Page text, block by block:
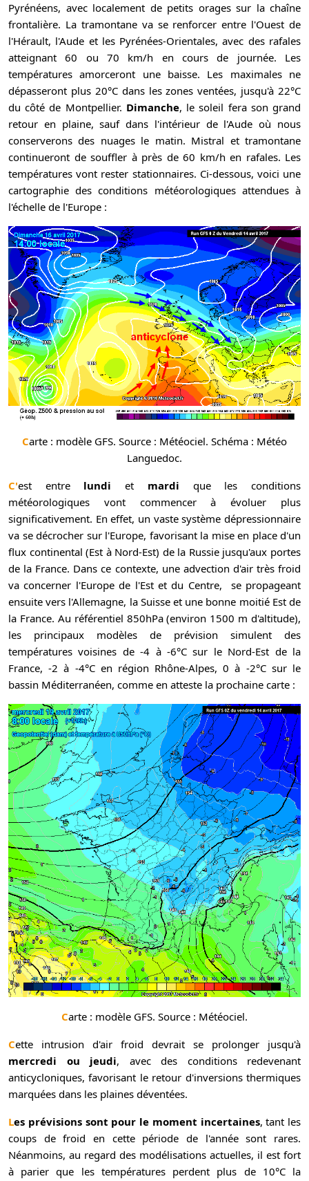
Pyrénéens, avec localement de petits orages sur la chaîne
frontalière. La tramontane va se renforcer entre l'Ouest de
l'Hérault, l'Aude et les Pyrénées-Orientales, avec des rafales
atteignant 60 ou 70 km/h en cours de journée. Les
températures amorceront une baisse. Les maximales ne
dépasseront plus 20°C dans les zones ventées, jusqu'à 22°C
du côté de Montpellier. Dimanche, le soleil fera son grand
retour en plaine, sauf dans l'intérieur de l'Aude où nous
conserverons des nuages le matin. Mistral et tramontane
continueront de souffler à près de 60 km/h en rafales. Les
températures vont rester stationnaires. Ci-dessous, voici une
cartographie des conditions météorologiques attendues à
l'échelle de l'Europe :
Carte : modèle GFS. Source : Météociel. Schéma : Météo
Languedoc.
C'est entrelundi et mardi que les conditions
météorologiques vont commencer à évoluer plus
significativement. En effet, un vaste système dépressionnaire
va se décrocher sur l'Europe, favorisant la mise en place d'un
flux continental (Est à Nord-Est) de la Russie jusqu'aux portes
de la France. Dans ce contexte, une advection d'air très froid
va concerner l'Europe de l'Est et du Centre, se propageant
ensuite vers l'Allemagne, la Suisse et une bonne moitié Est de
la France. Au référentiel 850hPa (environ 1500 m d'altitude),
les principaux modèles de prévision simulent des
températures voisines de -4 à -6°C sur le Nord-Est de la
France, -2 à -4°C en région Rhône-Alpes, 0 à -2°C sur le
bassin Méditerranéen, comme en atteste la prochaine carte :
Carte : modèle GFS. Source : Météociel.
Cette intrusion d'air froid devrait se prolonger jusqu'à
mercredi ou jeudi, avec des conditions redevenant
anticycloniques, favorisant le retour d'inversions thermiques
marquées dans les plaines déventées.
Les prévisions sont pour le moment incertaines, tant les
coups de froid en cette période de l'année sont rares.
Néanmoins, au regard des modélisations actuelles, il est fort
à parier que les températures perdent plus de 10°C la